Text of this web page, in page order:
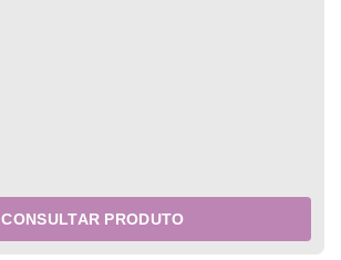
CONSULTAR PRODUTO